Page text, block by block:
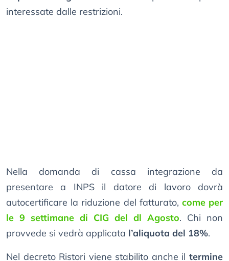
interessate dalle restrizioni.
Nella domanda di cassa integrazione da
presentare a INPS il datore di lavoro dovrà
autocertificare la riduzione del fatturato, come per
le 9 settimane di CIG del dl Agosto. Chi non
provvede si vedrà applicata l’aliquota del 18%.
Nel decreto Ristori viene stabilito anche il termine